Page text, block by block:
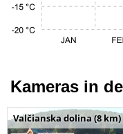
Kameras in
Valčianska dolina (8 km)